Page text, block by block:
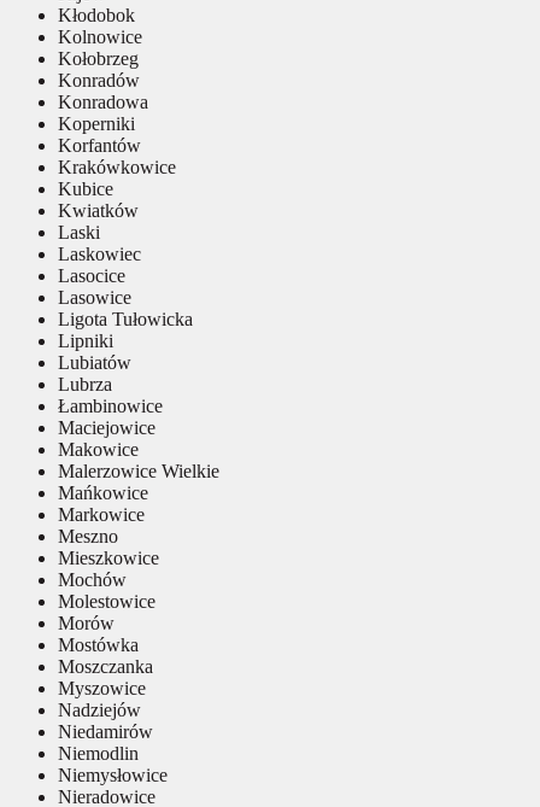
Kłodobok
Kolnowice
Kołobrzeg
Konradów
Konradowa
Koperniki
Korfantów
Krakówkowice
Kubice
Kwiatków
Laski
Laskowiec
Lasocice
Lasowice
Ligota Tułowicka
Lipniki
Lubiatów
Lubrza
Łambinowice
Maciejowice
Makowice
Malerzowice Wielkie
Mańkowice
Markowice
Meszno
Mieszkowice
Mochów
Molestowice
Morów
Mostówka
Moszczanka
Myszowice
Nadziejów
Niedamirów
Niemodlin
Niemysłowice
Nieradowice